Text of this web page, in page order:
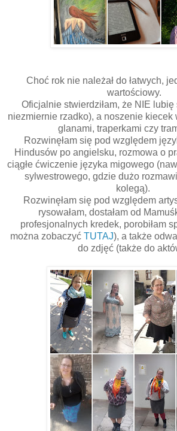
Choć rok nie należał do łatwych,
wartościowy.
Oficjalnie stwierdziłam, że NIE
niezmiernie rzadko), a noszenie kiecek
glanami, traperkami czy
Rozwinęłam się pod względem
Hindusów po angielsku, rozmowa o
ciągłe ćwiczenie języka migowego
sylwestrowego, gdzie dużo
kolegą).
Rozwinęłam się pod względem
rysowałam, dostałam od
profesjonalnych kredek, porobiłam
można zobaczyć TUTAJ), a także
do zdjęć (także do